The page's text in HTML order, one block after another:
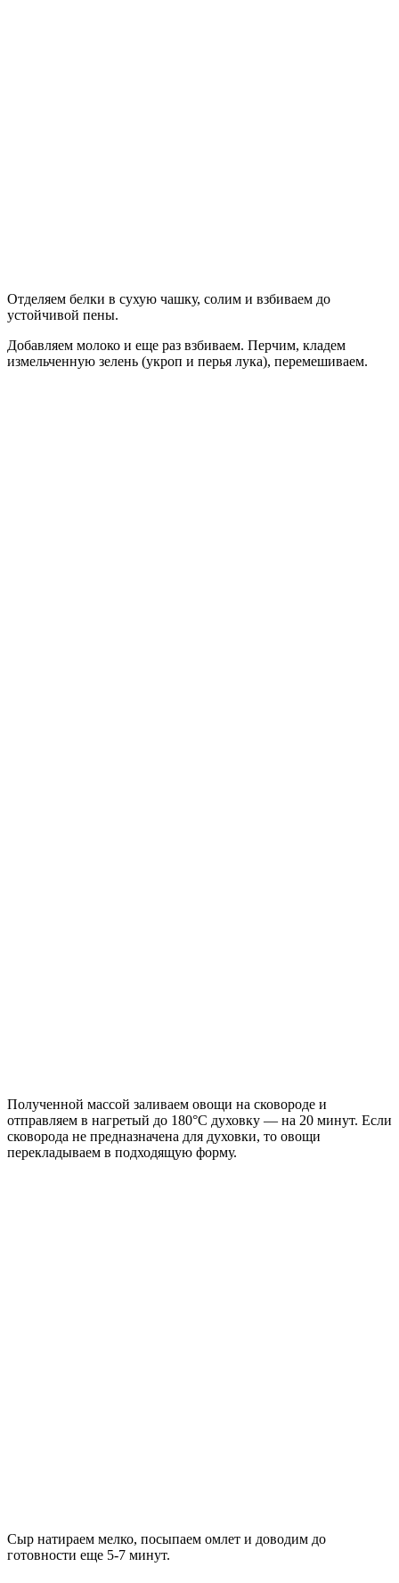
Отделяем белки в сухую чашку, солим и взбиваем до
устойчивой пены.
Добавляем молоко и еще раз взбиваем. Перчим, кладем
измельченную зелень (укроп и перья лука), перемешиваем.
Полученной массой заливаем овощи на сковороде и
отправляем в нагретый до 180°C духовку — на 20 минут. Если
сковорода не предназначена для духовки, то овощи
перекладываем в подходящую форму.
Сыр натираем мелко, посыпаем омлет и доводим до
готовности еще 5-7 минут.